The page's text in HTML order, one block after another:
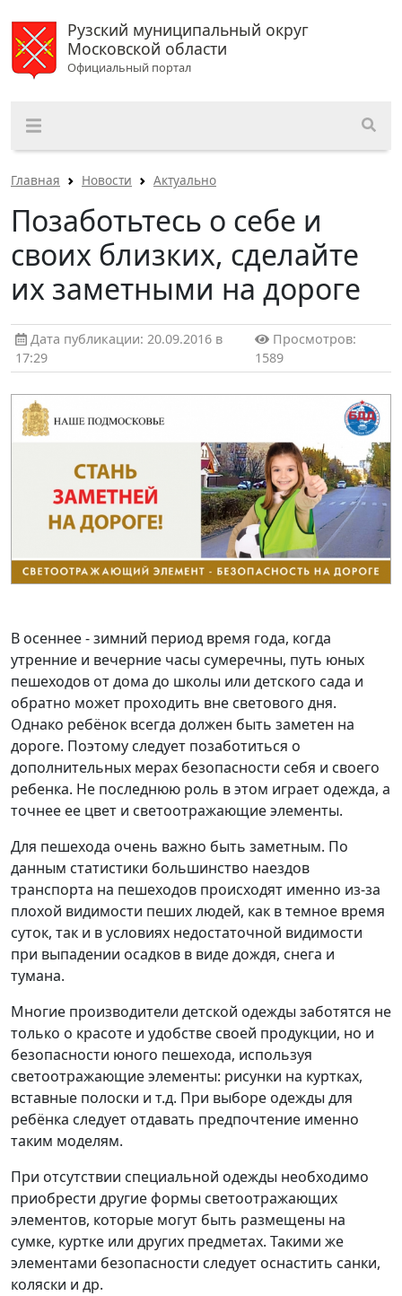
Рузский муниципальный округ
Московской области
Официальный портал
Главная Новости Актуально
Позаботьтесь о себе и
своих близких, сделайте
их заметными на дороге
Дата публикации: 20.09.2016 в
17:29
Просмотров:
1589
В осеннее - зимний период время года, когда
утренние и вечерние часы сумеречны, путь юных
пешеходов от дома до школы или детского сада и
обратно может проходить вне светового дня.
Однако ребёнок всегда должен быть заметен на
дороге. Поэтому следует позаботиться о
дополнительных мерах безопасности себя и своего
ребенка. Не последнюю роль в этом играет одежда, а
точнее ее цвет и светоотражающие элементы.
Для пешехода очень важно быть заметным. По
данным статистики большинство наездов
транспорта на пешеходов происходят именно из-за
плохой видимости пеших людей, как в темное время
суток, так и в условиях недостаточной видимости
при выпадении осадков в виде дождя, снега и
тумана.
Многие производители детской одежды заботятся не
только о красоте и удобстве своей продукции, но и
безопасности юного пешехода, используя
светоотражающие элементы: рисунки на куртках,
вставные полоски и т.д. При выборе одежды для
ребёнка следует отдавать предпочтение именно
таким моделям.
При отсутствии специальной одежды необходимо
приобрести другие формы светоотражающих
элементов, которые могут быть размещены на
сумке, куртке или других предметах. Такими же
элементами безопасности следует оснастить санки,
коляски и др.